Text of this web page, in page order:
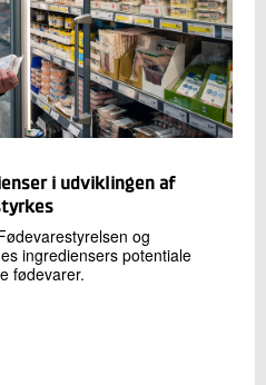
i udviklingen af
og
ingrediensers potentiale
fødevarer.